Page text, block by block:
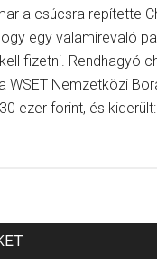
a csúcsra repítette
egy valamirevaló
fizetni. Rendhagyó
WSET Nemzetközi
ezer forint, és